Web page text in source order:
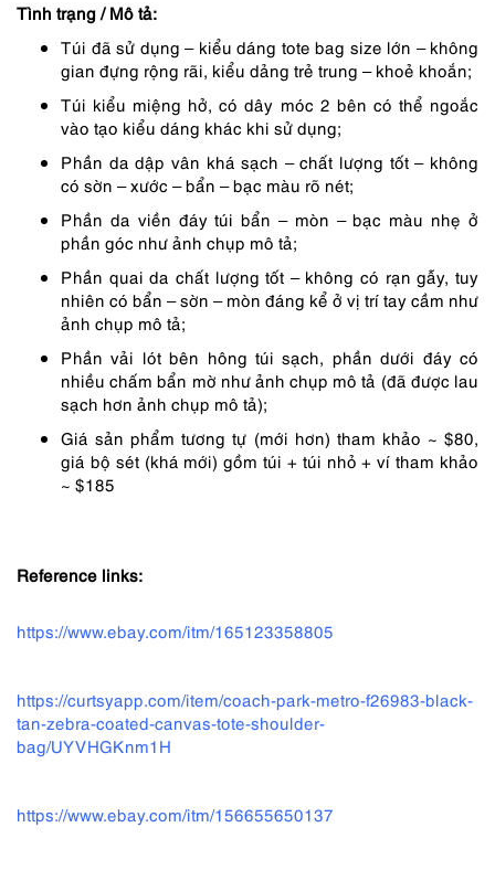
Tình trạng / Mô tả:
Túi đã sử dụng – kiểu dáng tote bag size lớn – không
gian đựng rộng rãi, kiểu dảng trẻ trung – khoẻ khoắn;
Túi kiểu miệng hở, có dây móc 2 bên có thể ngoắc
vào tạo kiểu dáng khác khi sử dụng;
Phần da dập vân khá sạch – chất lượng tốt – không
có sờn – xước – bẩn – bạc màu rõ nét;
Phần da viền đáy túi bẩn – mòn – bạc màu nhẹ ở
phần góc như ảnh chụp mô tả;
Phần quai da chất lượng tốt – không có rạn gẫy, tuy
nhiên có bẩn – sờn – mòn đáng kể ở vị trí tay cầm như
ảnh chụp mô tả;
Phần vải lót bên hông túi sạch, phần dưới đáy có
nhiều chấm bẩn mờ như ảnh chụp mô tả (đã được lau
sạch hơn ảnh chụp mô tả);
Giá sản phẩm tương tự (mới hơn) tham khảo ~ $80,
giá bộ sét (khá mới) gồm túi + túi nhỏ + ví tham khảo
~ $185
Reference links:
https://www.ebay.com/itm/165123358805
https://curtsyapp.com/item/coach-park-metro-f26983-black-
tan-zebra-coated-canvas-tote-shoulder-
bag/UYVHGKnm1H
https://www.ebay.com/itm/156655650137